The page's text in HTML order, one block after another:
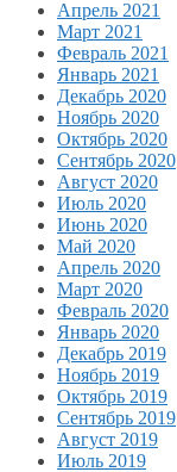
Апрель 2021
Март 2021
Февраль 2021
Январь 2021
Декабрь 2020
Ноябрь 2020
Октябрь 2020
Сентябрь 2020
Август 2020
Июль 2020
Июнь 2020
Май 2020
Апрель 2020
Март 2020
Февраль 2020
Январь 2020
Декабрь 2019
Ноябрь 2019
Октябрь 2019
Сентябрь 2019
Август 2019
Июль 2019